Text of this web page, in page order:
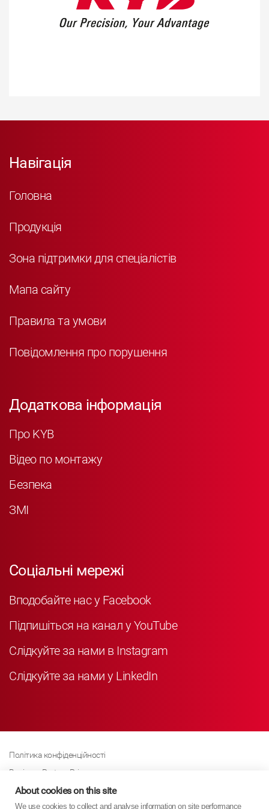
Навігація
Головна
Продукція
Зона підтримки для спеціалістів
Мапа сайту
Правила та умови
Повідомлення про порушення
Додаткова інформація
Про KYB
Відео по монтажу
Безпека
ЗМІ
Соціальні мережі
Вподобайте нас у Facebook
Підпишіться на канал у YouTube
Слідкуйте за нами в Instagram
Слідкуйте за нами у LinkedIn
Політика конфіденційності
Business Partner Privacy
Політика щодо файлів cookie
Сучасна політика Закону про рабство
About cookies on this site
We use cookies to collect and analyse information on site performance